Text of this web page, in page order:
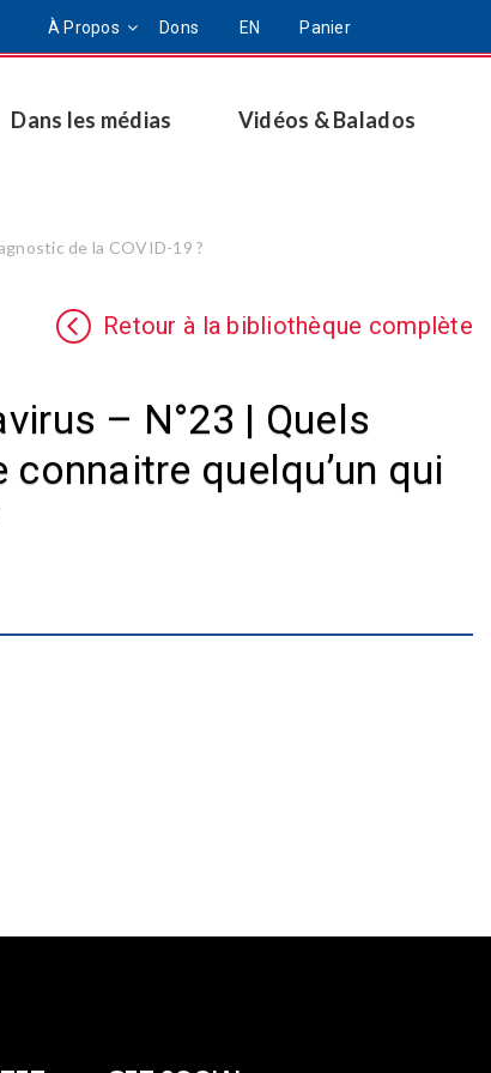
À Propos Dons EN Panier
Dans les médias Vidéos & Balados
de la COVID-19 ?
Retour à la bibliothèque complète
– N°23 | Quels
quelqu’un qui